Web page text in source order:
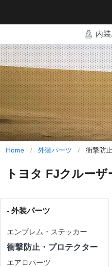
内
Home / 外装パーツ / 衝撃防
トヨタ FJクルー
- 外装パーツ
エンブレム・ステッカー
衝撃防止・プロテクター
エアロパーツ